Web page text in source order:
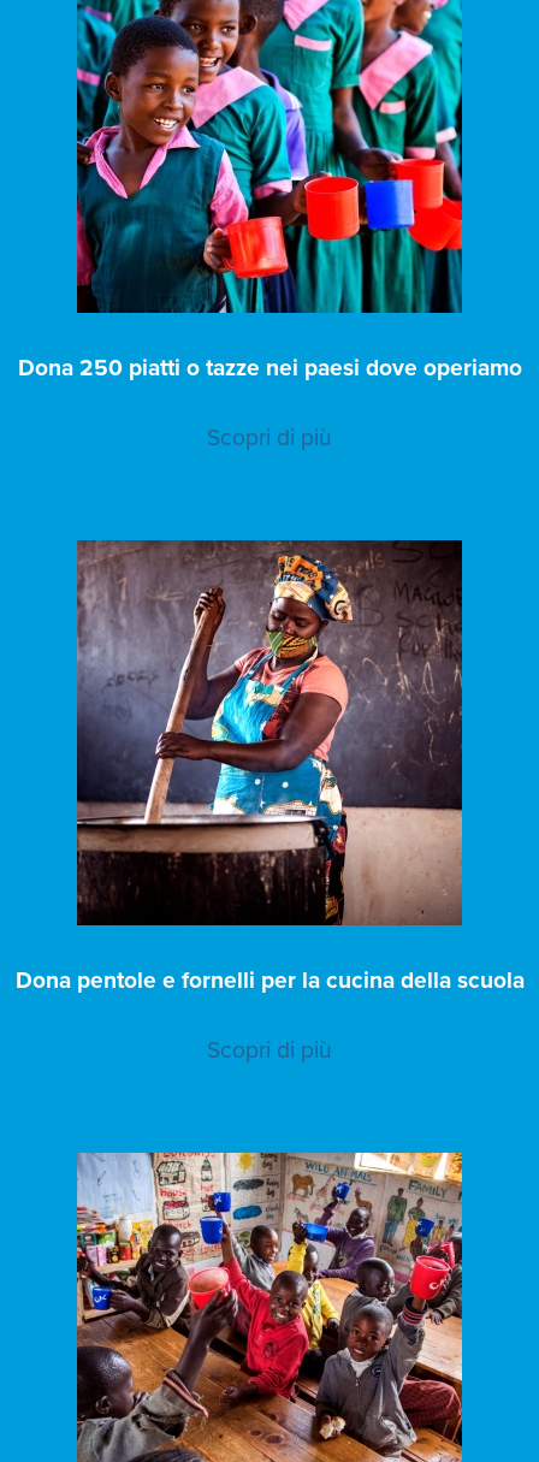
Dona 250 piatti o tazze nei paesi dove operiamo
Scopri di più
Dona pentole e fornelli per la cucina della scuola
Scopri di più